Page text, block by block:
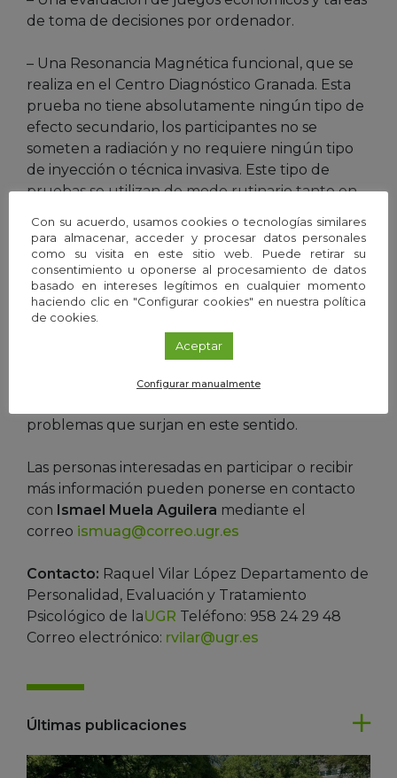
de toma de decisiones por ordenador.
– Una Resonancia Magnética funcional, que se
realiza en el Centro Diagnóstico Granada. Esta
prueba no tiene absolutamente ningún tipo de
efecto secundario, los participantes no se
someten a radiación y no requiere ningún tipo
de inyección o técnica invasiva. Este tipo de
pruebas se utilizan de modo rutinario tanto en
perjudicial que pueden tener es que la
máquina es bastante ruidosa.
– Una prueba de realidad virtual para estudiar
los comportamientos de compra en un
– Un seguimiento individualizado para evaluar el
problemas que surjan en este sentido.
Las personas interesadas en participar o recibir
más información pueden ponerse en contacto
con Ismael Muela Aguilera mediante el
correo ismuag@correo.ugr.es
Contacto: Raquel Vilar López Departamento de
Personalidad, Evaluación y Tratamiento
Psicológico de laUGR Teléfono: 958 24 29 48
Correo electrónico: rvilar@ugr.es
Últimas publicaciones
Con su acuerdo, usamos cookies o tecnologías similares
para almacenar, acceder y procesar datos personales
como su visita en este sitio web. Puede retirar su
consentimiento u oponerse al procesamiento de datos
basado en intereses legítimos en cualquier momento
haciendo clic en "Configurar cookies" en nuestra política
de cookies.
Aceptar
Configurar manualmente